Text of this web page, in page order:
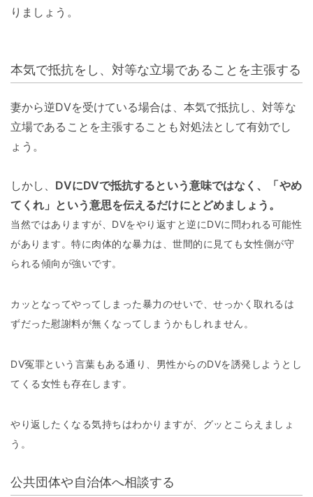
りましょう。
本気で抵抗をし、対等な立場であることを主張する
妻から逆DVを受けている場合は、本気で抵抗し、対等な
立場であることを主張することも対処法として有効でし
ょう。
しかし、 DVにDVで抵抗するという意味ではなく、
「やめ
てくれ」という意思を伝えるだけにとどめましょう。
当然ではありますが、DVをやり返すと逆にDVに問われる可能性
があります。 特に肉体的な暴力は、世間的に見ても女性側が守
られる傾向が強いです。
カッとなってやってしまった暴力のせいで、せっかく取れるは
ずだった慰謝料が無くなってしまうかもしれません。
DV冤罪という言葉もある通り、男性からのDVを誘発しようとし
てくる女性も存在します。
やり返したくなる気持ちはわかりますが、グッとこらえましょ
う。
公共団体や自治体へ相談する